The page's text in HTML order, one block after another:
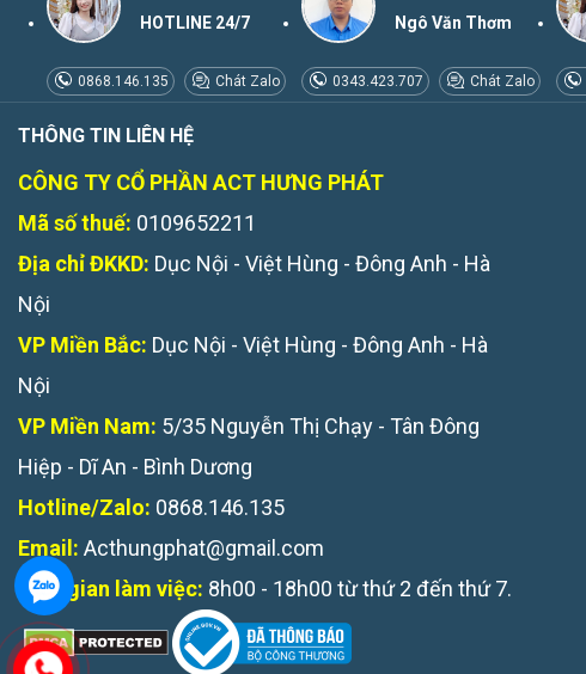
HOTLINE 24/7
0868.146.135 Chát Zalo
Ngô Văn Thơm
0343.423.707 Chát Zalo
THÔNG TIN LIÊN HỆ
CÔNG TY CỔ PHẦN ACT HƯNG PHÁT
Mã số thuế: 0109652211
Địa chỉ ĐKKD: Dục Nội - Việt Hùng - Đông Anh - Hà
Nội
VP Miền Bắc: Dục Nội - Việt Hùng - Đông Anh - Hà
Nội
VP Miền Nam: 5/35 Nguyễn Thị Chạy - Tân Đông
Hiệp - Dĩ An - Bình Dương
Hotline/Zalo: 0868.146.135
Email: Acthungphat@gmail.com
Thời gian làm việc: 8h00 - 18h00 từ thứ 2 đến thứ 7.